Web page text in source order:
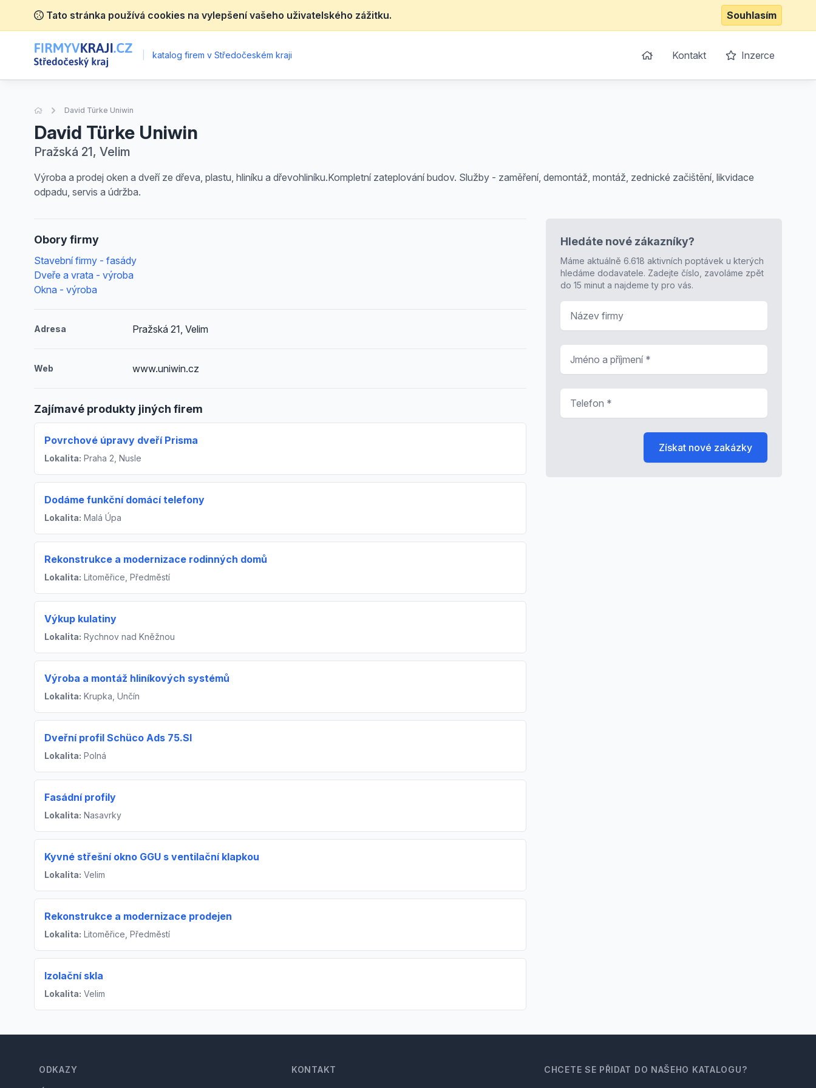
Tato stránka používá cookies na vylepšení vašeho uživatelského zážitku. Souhlasím
katalog firem v Středočeském kraji Kontakt Inzerce
Úvodní stránka
David Türke Uniwin
David Türke Uniwin
Pražská 21, Velim
Výroba a prodej oken a dveří ze dřeva, plastu, hliníku a dřevohliníku.Kompletní zateplování budov. Služby - zaměření, demontáž, montáž, zednické začištění, likvidace
odpadu, servis a údržba.
Obory firmy
Stavební firmy - fasády
Dveře a vrata - výroba
Okna - výroba
Adresa Pražská 21, Velim
Web www.uniwin.cz
Zajímavé produkty jiných firem
Povrchové úpravy dveří Prisma
Lokalita: Praha 2, Nusle
Dodáme funkční domácí telefony
Lokalita: Malá Úpa
Rekonstrukce a modernizace rodinných domů
Lokalita: Litoměřice, Předměstí
Výkup kulatiny
Lokalita: Rychnov nad Kněžnou
Výroba a montáž hliníkových systémů
Lokalita: Krupka, Unčín
Dveřní profil Schüco Ads 75.SI
Lokalita: Polná
Fasádní profily
Lokalita: Nasavrky
Kyvné střešní okno GGU s ventilační klapkou
Lokalita: Velim
Rekonstrukce a modernizace prodejen
Lokalita: Litoměřice, Předměstí
Izolační skla
Lokalita: Velim
Hledáte nové zákazníky?
Máme aktuálně 6.618 aktivních poptávek u kterých
hledáme dodavatele. Zadejte číslo, zavoláme zpět
do 15 minut a najdeme ty pro vás.
Získat nové zakázky
ODKAZY KONTAKT CHCETE SE PŘIDAT DO NAŠEHO KATALOGU?